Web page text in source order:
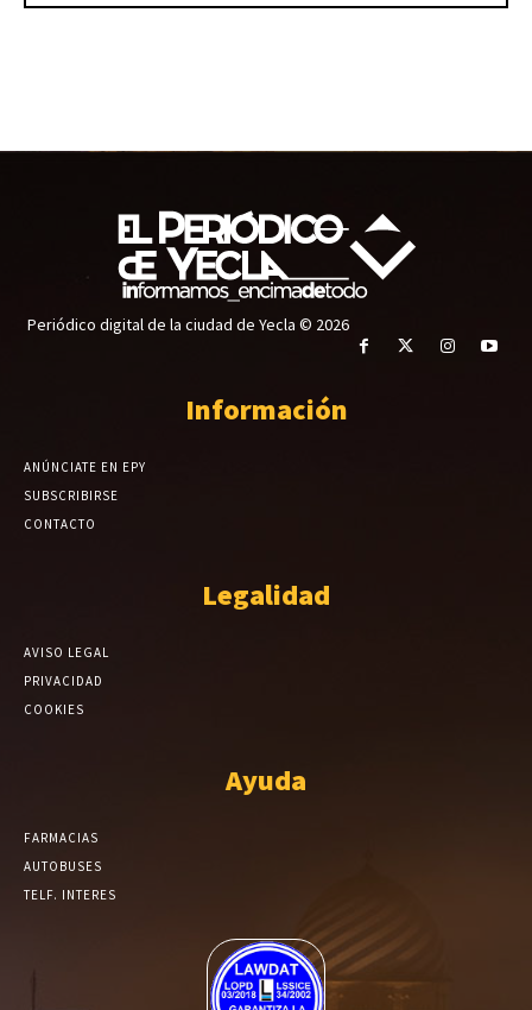
Periódico digital de la ciudad de Yecla © 2026
Información
ANÚNCIATE EN EPY
SUBSCRIBIRSE
CONTACTO
Legalidad
AVISO LEGAL
PRIVACIDAD
COOKIES
Ayuda
FARMACIAS
AUTOBUSES
TELF. INTERES